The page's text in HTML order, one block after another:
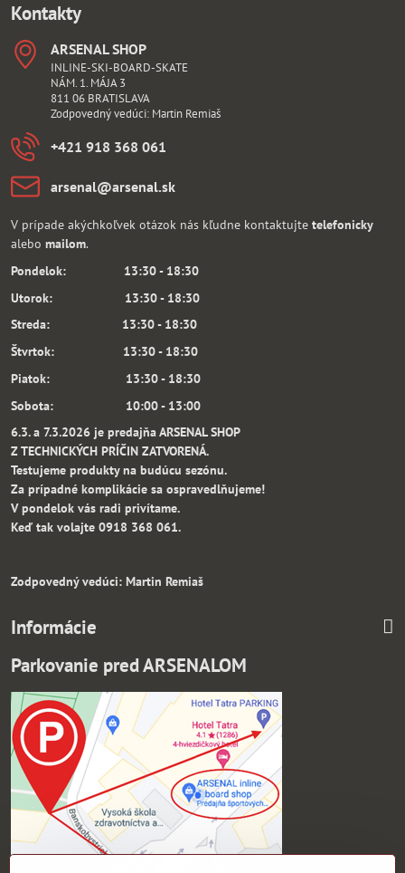
Kontakty
ARSENAL SHOP
INLINE-SKI-BOARD-SKATE
NÁM. 1. MÁJA 3
811 06 BRATISLAVA
Zodpovedný vedúci: Martin Remiaš
+421 918 368 061
arsenal​@arsenal​.sk
V prípade akýchkoľvek otázok nás kľudne kontaktujte telefonicky
alebo mailom.
Pondelok: 13:30 - 18:30
Utorok: 13:30 - 18:30
Streda: 13:30 - 18:30
Štvrtok: 13:30 - 18:30
Piatok: 13:30 - 18:30
Sobota: 10:00 - 13:00
6.3. a 7.3.2026 je predajňa ARSENAL SHOP
Z TECHNICKÝCH PRÍČIN ZATVORENÁ.
Testujeme produkty na budúcu sezónu.
Za prípadné komplikácie sa ospravedlňujeme!
V pondelok vás radi privítame.
Keď tak volajte 0918 368 061.
Zodpovedný vedúci: Martin Remiaš
Informácie
Parkovanie pred ARSENALOM